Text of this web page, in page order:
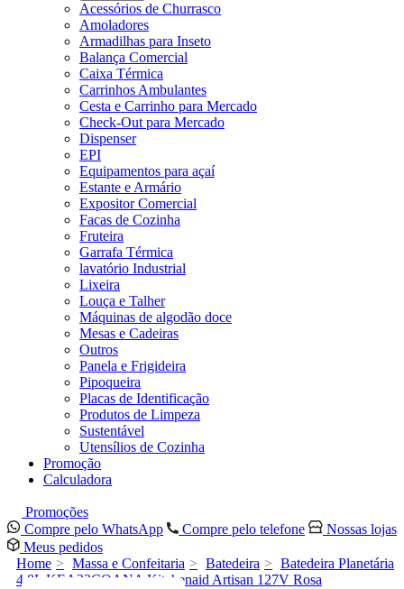
Acessórios de Churrasco
Amoladores
Armadilhas para Inseto
Balança Comercial
Caixa Térmica
Carrinhos Ambulantes
Cesta e Carrinho para Mercado
Check-Out para Mercado
Dispenser
EPI
Equipamentos para açaí
Estante e Armário
Expositor Comercial
Facas de Cozinha
Fruteira
Garrafa Térmica
lavatório Industrial
Lixeira
Louça e Talher
Máquinas de algodão doce
Mesas e Cadeiras
Outros
Panela e Frigideira
Pipoqueira
Placas de Identificação
Produtos de Limpeza
Sustentável
Utensílios de Cozinha
Promoção
Calculadora
Promoções
Compre pelo WhatsApp
Compre pelo telefone
Nossas lojas
Meus pedidos
Home Massa e Confeitaria Batedeira
Batedeira Planetária
4,8L KEA33COANA Kitchenaid Artisan 127V Rosa